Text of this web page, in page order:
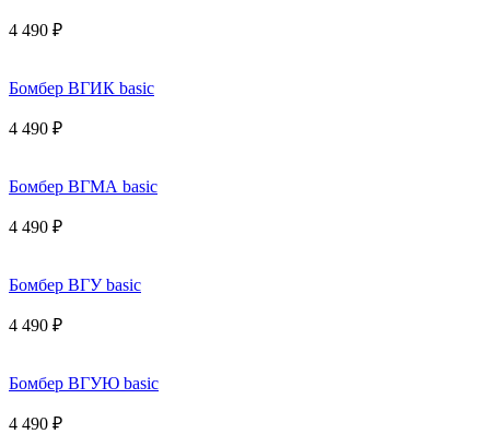
4 490 ₽
Бомбер ВГИК basic
4 490 ₽
Бомбер ВГМА basic
4 490 ₽
Бомбер ВГУ basic
4 490 ₽
Бомбер ВГУЮ basic
4 490 ₽